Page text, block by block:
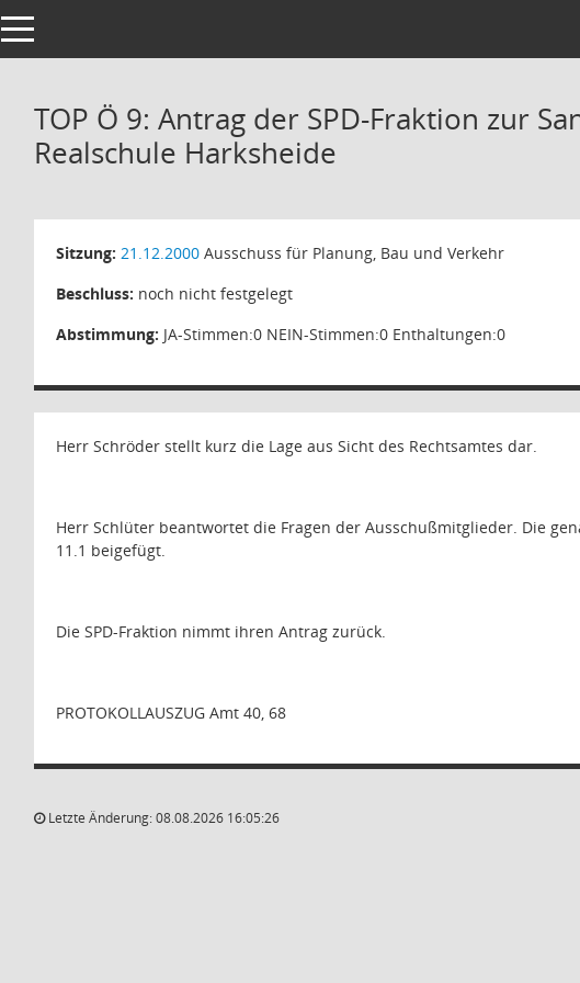
Toggle navigation
TOP Ö 9: Antrag der SPD-Fraktion zur
Realschule Harksheide
Sitzung: 21.12.2000 Ausschuss für Planung, Bau und Verkehr
Beschluss: noch nicht festgelegt
Abstimmung: JA-Stimmen:0 NEIN-Stimmen:0 Enthaltungen:0
Herr Schröder stellt kurz die Lage aus Sicht des Rechtsamtes dar.
Herr Schlüter beantwortet die Fragen der Ausschußmitglieder. Die
11.1 beigefügt.
Die SPD-Fraktion nimmt ihren Antrag zurück.
PROTOKOLLAUSZUG Amt 40, 68
Letzte Änderung: 08.08.2026 16:05:26